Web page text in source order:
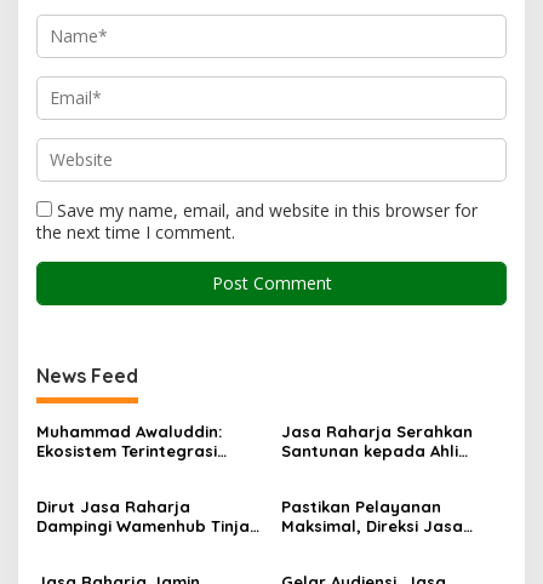
Save my name, email, and website in this browser for
the next time I comment.
News Feed
Muhammad Awaluddin:
Ekosistem Terintegrasi
Maksimal Kepada
masyarakat
Jasa Raharja Serahkan
Santunan kepada Ahli
Dirut Jasa Raharja
Dampingi Wamenhub Tinjau
Pastikan Pelayanan
Maksimal, Direksi Jasa